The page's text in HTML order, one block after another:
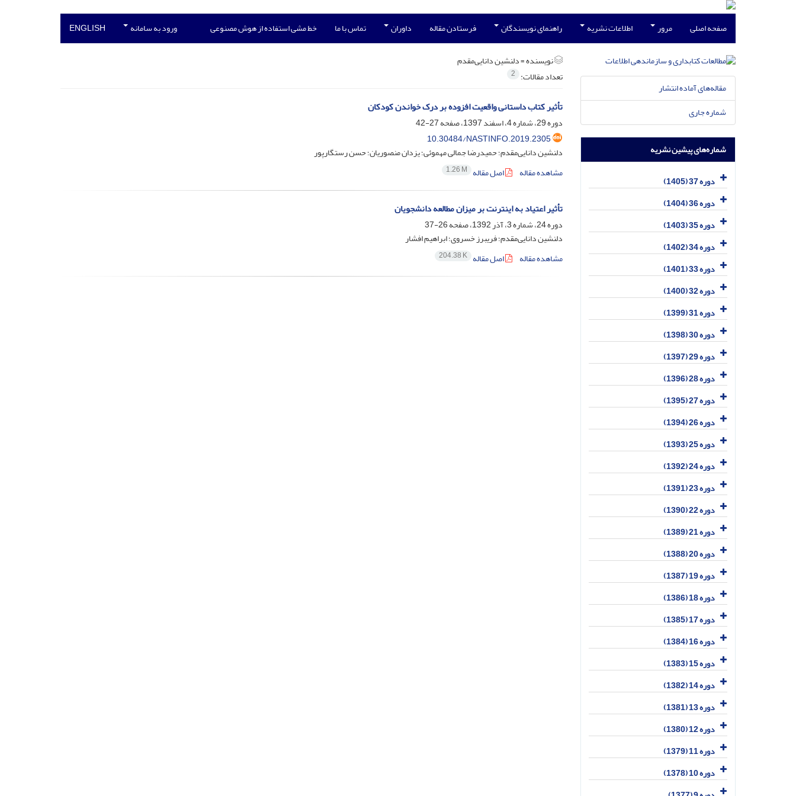
صفحه اصلی مرور اطلاعات نشریه راهنمای نویسندگان فرستادن مقاله داوران تماس با ما خط مشی استفاده از هوش مصنوعی ورود به سامانه ENGLISH
نویسنده =دلنشین دانایی‌مقدم
تعداد مقالات: 2
تأثیر کتاب داستانی واقعیت افزوده بر درک خواندن کودکان
دوره 29، شماره 4، اسفند 1397، صفحه
27-42
10.30484/NASTINFO.2019.2305
دلنشین دانایی‌مقدم؛ حمیدرضا جمالی مهموئی؛ یزدان منصوریان؛ حسن رستگارپور
مشاهده مقاله
اصل مقاله 1.26 M
تأثیر اعتیاد به اینترنت بر میزان مطالعه‌ دانشجویان
دوره 24، شماره 3، آذر 1392، صفحه
26-37
دلنشین دانایی‌مقدم؛ فریبرز خسروی؛ ابراهیم افشار
مشاهده مقاله
اصل مقاله 204.38 K
مقاله‌های آماده انتشار
شماره جاری
شماره‌های پیشین نشریه
دوره 37 (1405)
دوره 36 (1404)
دوره 35 (1403)
دوره 34 (1402)
دوره 33 (1401)
دوره 32 (1400)
دوره 31 (1399)
دوره 30 (1398)
دوره 29 (1397)
دوره 28 (1396)
دوره 27 (1395)
دوره 26 (1394)
دوره 25 (1393)
دوره 24 (1392)
دوره 23 (1391)
دوره 22 (1390)
دوره 21 (1389)
دوره 20 (1388)
دوره 19 (1387)
دوره 18 (1386)
دوره 17 (1385)
دوره 16 (1384)
دوره 15 (1383)
دوره 14 (1382)
دوره 13 (1381)
دوره 12 (1380)
دوره 11 (1379)
دوره 10 (1378)